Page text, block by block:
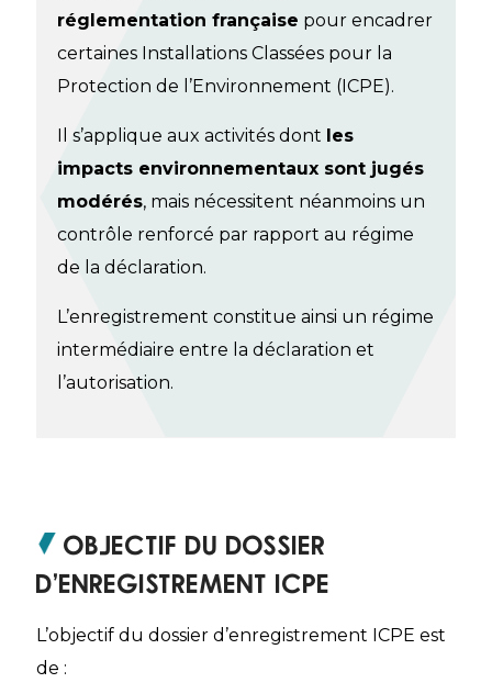
réglementation française pour encadrer
certaines Installations Classées pour la
Protection de l’Environnement (ICPE).
Il s’applique aux activités dont les
impacts environnementaux sont jugés
modérés, mais nécessitent néanmoins un
contrôle renforcé par rapport au régime
de la déclaration.
L’enregistrement constitue ainsi un régime
intermédiaire entre la déclaration et
l’autorisation.
Objectif du dossier
d’enregistrement ICPE
L’objectif du dossier d’enregistrement ICPE est
de :